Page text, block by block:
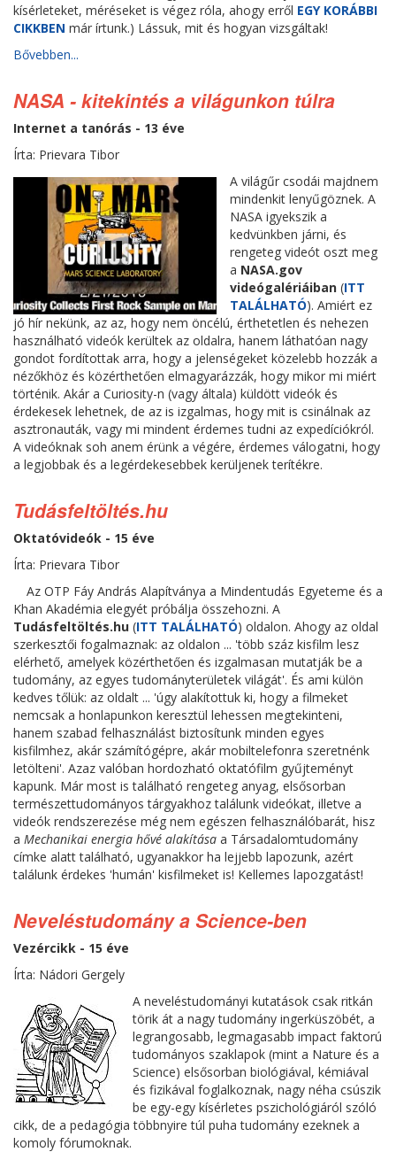
kísérleteket, méréseket is végez róla, ahogy erről EGY KORÁBBI
CIKKBEN már írtunk.) Lássuk, mit és hogyan vizsgáltak!
Bővebben...
NASA - kitekintés a világunkon túlra
Internet a tanórás - 13 éve
Írta: Prievara Tibor
A világűr csodái majdnem
mindenkit lenyűgöznek. A
NASA igyekszik a
kedvünkben járni, és
rengeteg videót oszt meg
a NASA.gov
videógalériáiban(ITT
TALÁLHATÓ). Amiért ez
jó hír nekünk, az az, hogy nem öncélú, érthetetlen és nehezen
használható videók kerültek az oldalra, hanem láthatóan nagy
gondot fordítottak arra, hogy a jelenségeket közelebb hozzák a
nézőkhöz és közérthetően elmagyarázzák, hogy mikor mi miért
történik. Akár a Curiosity-n (vagy általa) küldött videók és
érdekesek lehetnek, de az is izgalmas, hogy mit is csinálnak az
asztronauták, vagy mi mindent érdemes tudni az expedíciókról.
A videóknak soh anem érünk a végére, érdemes válogatni, hogy
a legjobbak és a legérdekesebbek kerüljenek terítékre.
Tudásfeltöltés.hu
Oktatóvideók - 15 éve
Írta: Prievara Tibor
Az OTP Fáy András Alapítványa a Mindentudás Egyeteme és a
Khan Akadémia elegyét próbálja összehozni. A
Tudásfeltöltés.hu (ITT TALÁLHATÓ) oldalon. Ahogy az oldal
szerkesztői fogalmaznak: az oldalon ... 'több száz kisfilm lesz
elérhető, amelyek közérthetően és izgalmasan mutatják be a
tudomány, az egyes tudományterületek világát'. És ami külön
kedves tőlük: az oldalt ... 'úgy alakítottuk ki, hogy a filmeket
nemcsak a honlapunkon keresztül lehessen megtekinteni,
hanem szabad felhasználást biztosítunk minden egyes
kisfilmhez, akár számítógépre, akár mobiltelefonra szeretnénk
letölteni'. Azaz valóban hordozható oktatófilm gyűjteményt
kapunk. Már most is található rengeteg anyag, elsősorban
természettudományos tárgyakhoz találunk videókat, illetve a
videók rendszerezése még nem egészen felhasználóbarát, hisz
a Mechanikai energia hővé alakítása a Társadalomtudomány
címke alatt található, ugyanakkor ha lejjebb lapozunk, azért
találunk érdekes 'humán' kisfilmeket is! Kellemes lapozgatást!
Neveléstudomány a Science-ben
Vezércikk - 15 éve
Írta: Nádori Gergely
A neveléstudományi kutatások csak ritkán
törik át a nagy tudomány ingerküszöbét, a
legrangosabb, legmagasabb impact faktorú
tudományos szaklapok (mint a Nature és a
Science) elsősorban biológiával, kémiával
és fizikával foglalkoznak, nagy néha csúszik
be egy-egy kísérletes pszichológiáról szóló
cikk, de a pedagógia többnyire túl puha tudomány ezeknek a
komoly fórumoknak.